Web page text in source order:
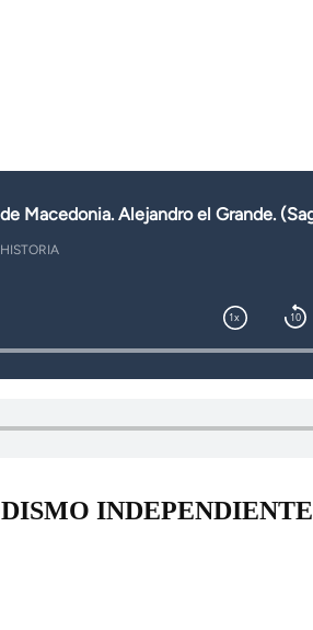
INDEPENDIENTE